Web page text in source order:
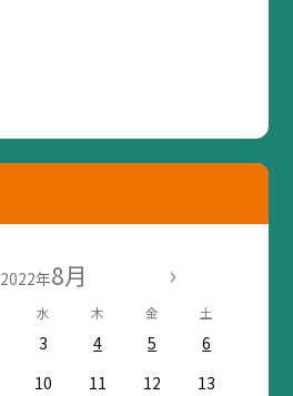
2022年8月
水 木 金 土
3 4 5
6
10 11 12
13